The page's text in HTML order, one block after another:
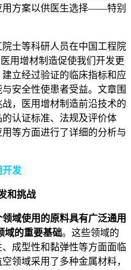
用方案以供医生选择——特别
士等科研人员在中国工程院
用增材制造促使我们开发更
立经过验证的临床指标和应
安全性使患者受益。文章围
，医用增材制造前沿技术的
认证标准、法规及评价体
等方面进行了详细的分析与
开发
和挑战
域使用的原料具有广泛通用
域的重要基础。这些领域的
成型性和黏弹性等方面面临
领域采用了多种金属材料，